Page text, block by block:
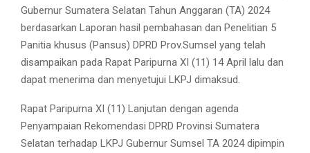
Gubernur Sumatera Selatan Tahun Anggaran (TA) 2024
berdasarkan Laporan hasil pembahasan dan Penelitian 5
Panitia khusus (Pansus) DPRD Prov.Sumsel yang telah
disampaikan pada Rapat Paripurna XI (11) 14 April lalu dan
dapat menerima dan menyetujui LKPJ dimaksud.
Rapat Paripurna XI (11) Lanjutan dengan agenda
Penyampaian Rekomendasi DPRD Provinsi Sumatera
Selatan terhadap LKPJ Gubernur Sumsel TA 2024 dipimpin